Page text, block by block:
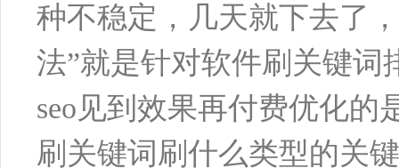
种不稳定，几天就下去了
法”就是针对软件刷关键
seo见到效果再付费优化的
刷关键词刷什么类型的关